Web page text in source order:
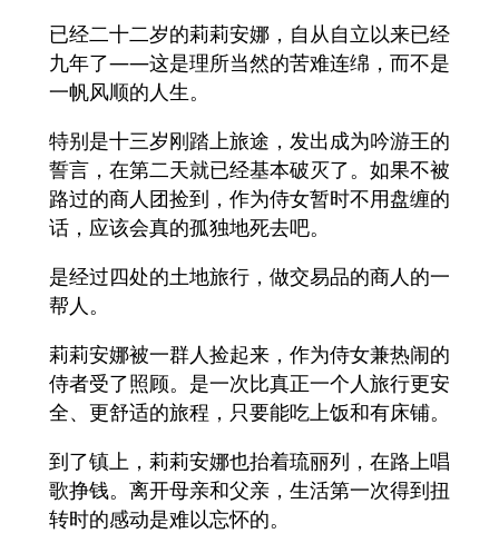
已经二十二岁的莉莉安娜，自从自立以来已经
九年了——这是理所当然的苦难连绵，而不是
一帆风顺的人生。
特别是十三岁刚踏上旅途，发出成为吟游王的
誓言，在第二天就已经基本破灭了。如果不被
路过的商人团捡到，作为侍女暂时不用盘缠的
话，应该会真的孤独地死去吧。
是经过四处的土地旅行，做交易品的商人的一
帮人。
莉莉安娜被一群人捡起来，作为侍女兼热闹的
侍者受了照顾。是一次比真正一个人旅行更安
全、更舒适的旅程，只要能吃上饭和有床铺。
到了镇上，莉莉安娜也抬着琉丽列，在路上唱
歌挣钱。离开母亲和父亲，生活第一次得到扭
转时的感动是难以忘怀的。